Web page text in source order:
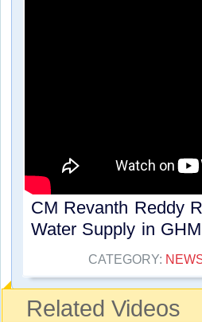
CM Revanth Reddy
Water Supply in
CATEGORY:
Related Videos